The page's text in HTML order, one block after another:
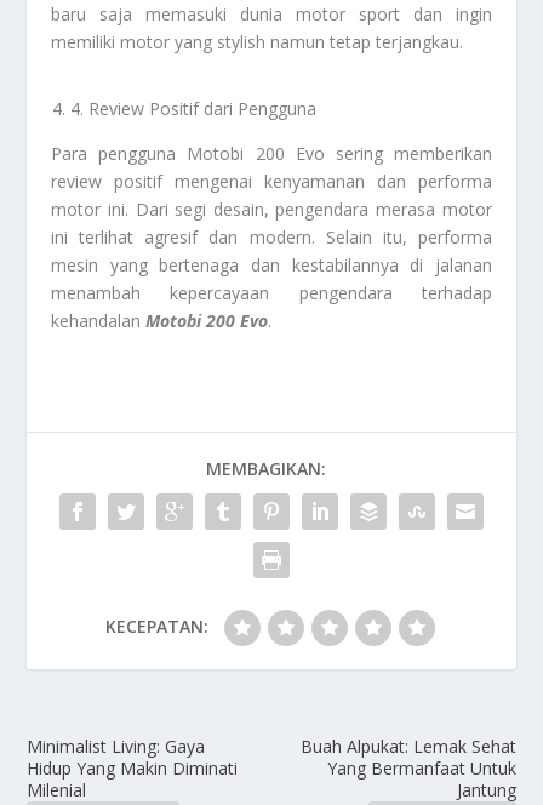
baru saja memasuki dunia motor sport dan ingin
memiliki motor yang stylish namun tetap terjangkau.
4. Review Positif dari Pengguna
Para pengguna Motobi 200 Evo sering memberikan
review positif mengenai kenyamanan dan performa
motor ini. Dari segi desain, pengendara merasa motor
ini terlihat agresif dan modern. Selain itu, performa
mesin yang bertenaga dan kestabilannya di jalanan
menambah kepercayaan pengendara terhadap
kehandalanMotobi 200 Evo.
MEMBAGIKAN:
KECEPATAN:
Minimalist Living: Gaya
Hidup Yang Makin Diminati
Milenial
Buah Alpukat: Lemak Sehat
Yang Bermanfaat Untuk
Jantung